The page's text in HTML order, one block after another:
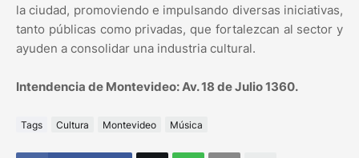
la ciudad, promoviendo e impulsando diversas iniciativas,
tanto públicas como privadas, que fortalezcan al sector y
ayuden a consolidar una industria cultural.
Intendencia de Montevideo: Av. 18 de Julio 1360.
Tags Cultura Montevideo Música